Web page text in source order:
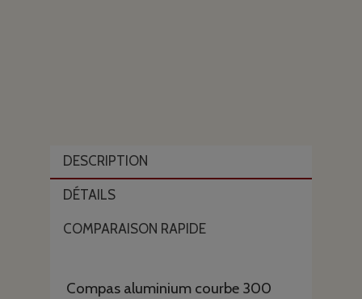
DESCRIPTION
DÉTAILS
COMPARAISON RAPIDE
Compas aluminium courbe 300